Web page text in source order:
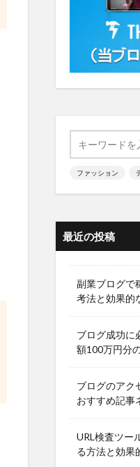
ファッション
最近の投稿
副業ブログで
考法と効果的
ブログ成功に
額100万円分
ブログのアク
おすすめ記事
URL検査ツー
る方法と効果